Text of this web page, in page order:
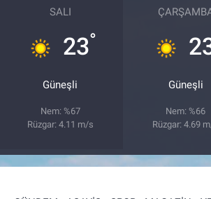
SALI
23°
Güneşli
Nem: %67
Rüzgar: 4.11 m/s
Güneşli
Nem: %66
Rüzgar: 4.69